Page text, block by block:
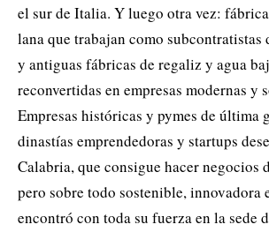
el sur de Italia. Y luego otra vez:
lana que trabajan como subcontratistas
y antiguas fábricas de regaliz y agua
reconvertidas en empresas modernas y
Empresas históricas y pymes de última
dinastías emprendedoras y startups
Calabria, que consigue hacer negocios
pero sobre todo sostenible, innovadora
encontró con toda su fuerza en la sede